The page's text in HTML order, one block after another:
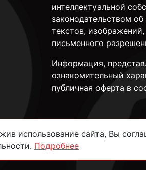
интеллектуальной
законодательством
текстов,
письменного
Информация,
ознакомительный
публичная оферта в
использование сайта, Вы
Подробнее